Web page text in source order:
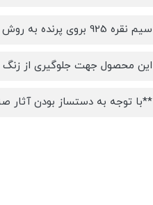
سیم نقره 925 بروی پرنده به روش کوفته گری کوبیده شده است.
این محصول جهت جلوگیری از
**با توجه به دستساز بودن آثار